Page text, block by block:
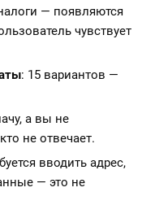
— появляются
чувствует
: 15 вариантов —
а вы не
не отвечает.
вводить адрес,
— это не